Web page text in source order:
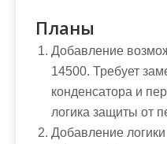
Планы
Добавление
14500. Требует
конденсатора и
логика защиты от
Добавление